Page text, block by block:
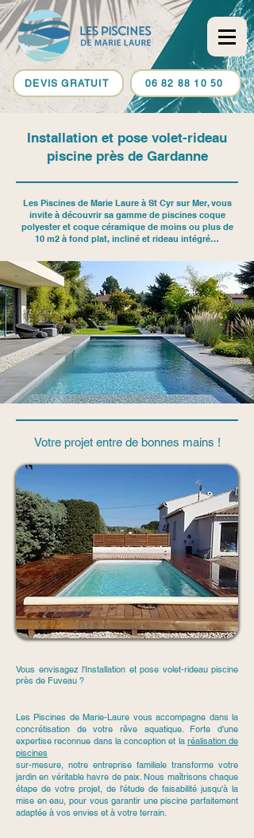
DEVIS GRATUIT 06 82 88 10 50
Installation et pose volet-rideau
piscine près de Gardanne
Les Piscines de Marie Laure à St Cyr sur Mer, vous
invite à découvrir sa gamme de piscines coque
polyester et coque céramique de moins ou plus de
10 m2 à fond plat, incliné et rideau intégré…
Votre projet entre de bonnes mains !
Vous envisagez l'Installation et pose volet-rideau piscine
près de Fuveau ?
Les Piscines de Marie-Laure vous accompagne dans la
concrétisation de votre rêve aquatique. Forte d'une
expertise reconnue dans la conception et la réalisation de
piscines
sur-mesure, notre entreprise familiale transforme votre
jardin en véritable havre de paix. Nous maîtrisons chaque
étape de votre projet, de l'étude de faisabilité jusqu'à la
mise en eau, pour vous garantir une piscine parfaitement
adaptée à vos envies et à votre terrain.